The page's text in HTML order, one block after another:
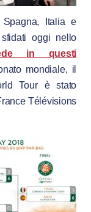
Spagna, Italia e
oggi nello
in questi
mondiale, il
Tour è stato
Télévisions